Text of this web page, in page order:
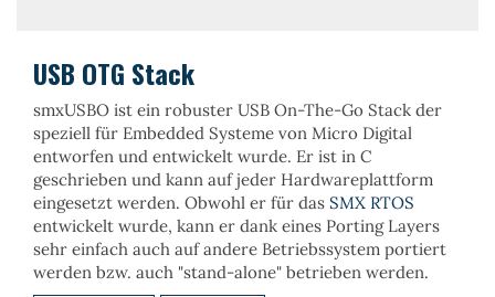
USB OTG Stack
smxUSBO ist ein robuster USB On-The-Go Stack der
speziell für Embedded Systeme von Micro Digital
entworfen und entwickelt wurde. Er ist in C
geschrieben und kann auf jeder Hardwareplattform
eingesetzt werden. Obwohl er für das SMX RTOS
entwickelt wurde, kann er dank eines Porting Layers
sehr einfach auch auf andere Betriebssystem portiert
werden bzw. auch "stand-alone" betrieben werden.